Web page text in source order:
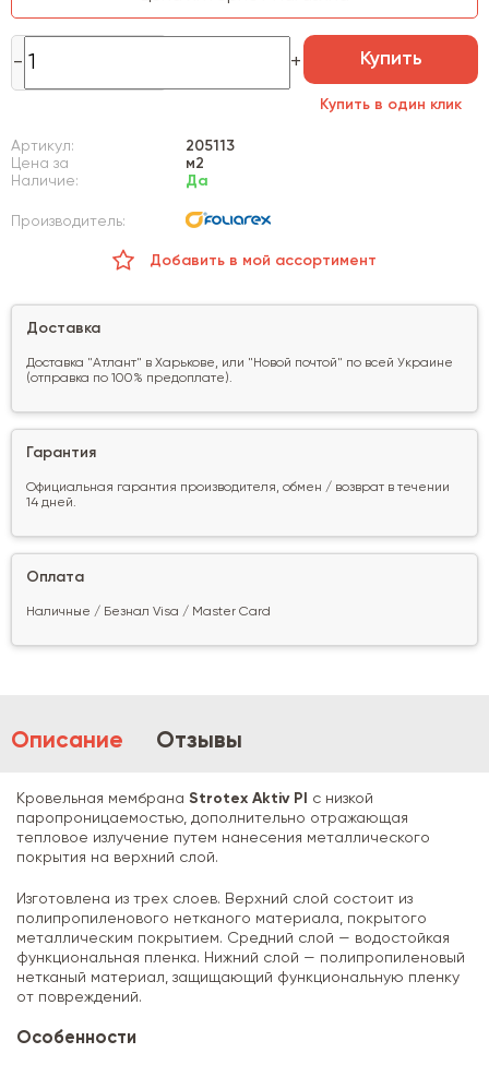
Купить
Купить в один клик
Артикул:
205113
Цена за
м2
Наличие:
Да
Производитель:
Добавить в мой ассортимент
Доставка
Доставка "Атлант" в Харькове, или "Новой почтой" по всей Украине
(отправка по 100% предоплате).
Гарантия
Официальная гарантия производителя, обмен / возврат в течении
14 дней.
Оплата
Наличные / Безнал Visa / Master Card
Описание Отзывы
Кровельная мембрана Strotex Aktiv PI с низкой
паропроницаемостью, дополнительно отражающая
тепловое излучение путем нанесения металлического
покрытия на верхний слой.
Изготовлена из трех слоев. Верхний слой состоит из
полипропиленового нетканого материала, покрытого
металлическим покрытием. Средний слой — водостойкая
функциональная пленка. Нижний слой — полипропиленовый
нетканый материал, защищающий функциональную пленку
от повреждений.
Особенности